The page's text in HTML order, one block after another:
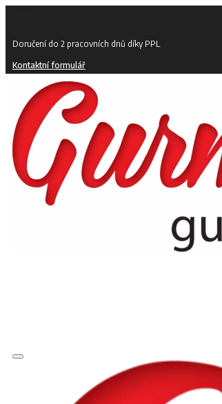
Doručení do 2 pracovních dnů díky PPL
Kontaktní formulář